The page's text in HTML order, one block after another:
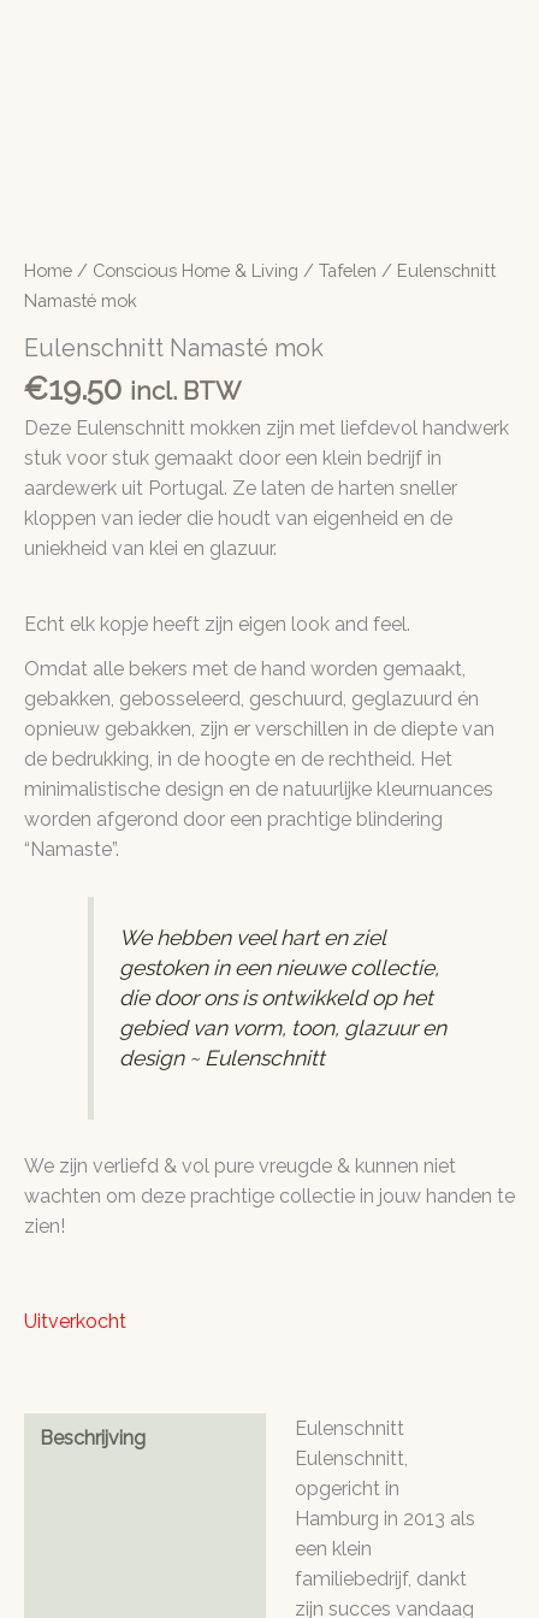
Home / Conscious Home & Living / Tafelen / Eulenschnitt
Namasté mok
Eulenschnitt Namasté mok
€19.50 incl. BTW
Deze Eulenschnitt mokken zijn met liefdevol handwerk
stuk voor stuk gemaakt door een klein bedrijf in
aardewerk uit Portugal. Ze laten de harten sneller
kloppen van ieder die houdt van eigenheid en de
uniekheid van klei en glazuur.
Echt elk kopje heeft zijn eigen look and feel.
Omdat alle bekers met de hand worden gemaakt,
gebakken, gebosseleerd, geschuurd, geglazuurd én
opnieuw gebakken, zijn er verschillen in de diepte van
de bedrukking, in de hoogte en de rechtheid. Het
minimalistische design en de natuurlijke kleurnuances
worden afgerond door een prachtige blindering
“Namaste”.
We hebben veel hart en ziel
gestoken in een nieuwe collectie,
die door ons is ontwikkeld op het
gebied van vorm, toon, glazuur en
design ~ Eulenschnitt
We zijn verliefd & vol pure vreugde & kunnen niet
wachten om deze prachtige collectie in jouw handen te
zien!
Uitverkocht
Beschrijving
Eulenschnitt
Eulenschnitt,
opgericht in
Hamburg in 2013 als
een klein
familiebedrijf, dankt
zijn succes vandaag